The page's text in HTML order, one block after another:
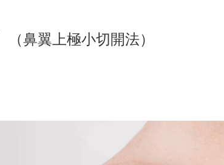
（鼻翼上極小切開法）